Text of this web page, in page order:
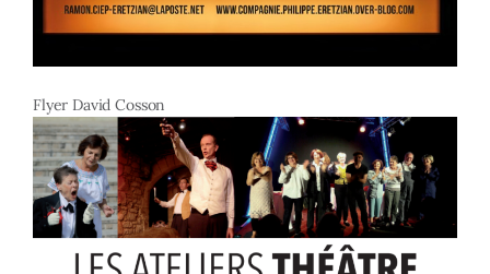
Flyer David Cosson